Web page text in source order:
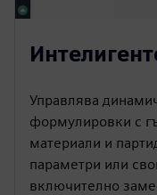
Управлява
формулировки с
материали и
параметри или
включително